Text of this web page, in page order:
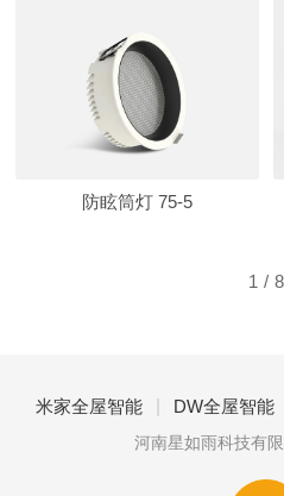
防眩筒灯 75-5
1 / 8
米家全屋智能 | DW全屋智能
河南星如雨科技有